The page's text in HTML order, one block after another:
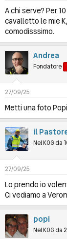
D
i
s
c
u
s
s
i
o
n
e
i
z
i
o
A chi serve? Per
cavalletto le mie
comodisssimo.
Andrea
Fondatore
27/09/25
Metti una foto
il
Nel KOG da
27/09/25
Lo prendo io
Ci vediamo a
popi
Nel KOG da